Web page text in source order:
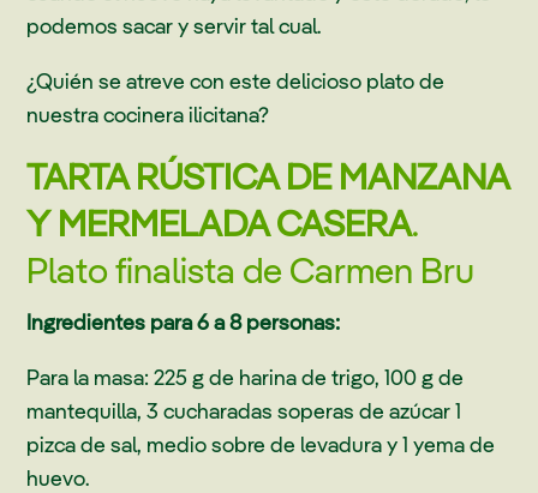
podemos sacar y servir tal cual.
¿Quién se atreve con este delicioso plato de
nuestra cocinera ilicitana?
TARTA RÚSTICA DE MANZANA
Y MERMELADA CASERA.
Plato finalista de Carmen Bru
Ingredientes para 6 a 8 personas:
Para la masa: 225 g de harina de trigo, 100 g de
mantequilla, 3 cucharadas soperas de azúcar 1
pizca de sal, medio sobre de levadura y 1 yema de
huevo.